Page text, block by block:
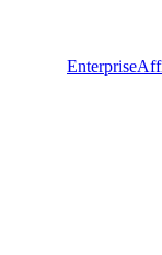
Enterprise